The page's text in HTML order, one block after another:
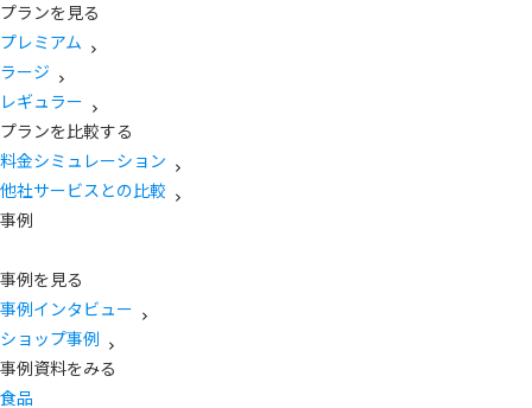
プランを見る
プレミアム
ラージ
レギュラー
プランを比較する
料金シミュレーション
他社サービスとの比較
事例
事例を見る
事例インタビュー
ショップ事例
事例資料をみる
食品